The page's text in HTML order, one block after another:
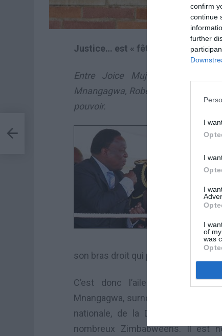
confirm
continue
further
I
I
I
I
of
was
Justice… est « fête »?
Entre Joice Mujuru (à gauche)
Mnangagwa, Robert Mugabé a
pouvoir.
son bras droit qui prend les rênes du
C’est donc l’aile dure du
Mnangagwa, surnommé « le
nationale, de la Défense et de la
nombreux Zimbabwéens. Il est